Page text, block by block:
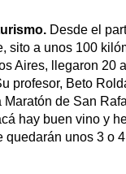
Desde el
sito a unos 100
Aires, llegaron 20
profesor, Beto
Maratón de San
hay buen vino y
quedarán unos 3 o